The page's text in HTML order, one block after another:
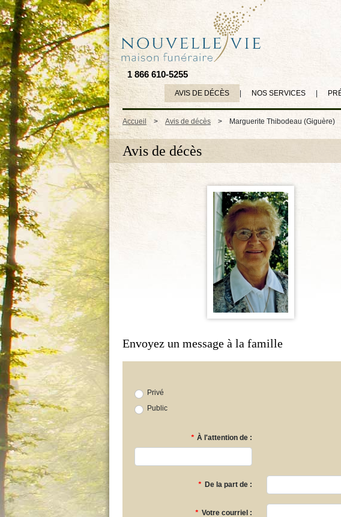
1 866 610-5255
AVIS DE DÉCÈS NOS SERVICES
Accueil > Avis de décès > Marguerite Thibodeau (Giguère)
Avis de décès
Envoyez un message à la famille
Privé
Public
* À l'attention de :
* De la part de :
* Votre courriel :